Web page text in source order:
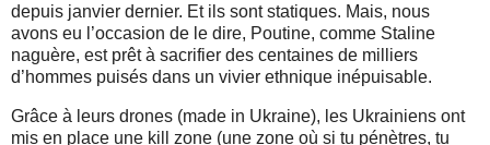
depuis janvier dernier. Et ils sont statiques. Mais, nous
avons eu l’occasion de le dire, Poutine, comme Staline
naguère, est prêt à sacrifier des centaines de milliers
d’hommes puisés dans un vivier ethnique inépuisable.
Grâce à leurs drones (made in Ukraine), les Ukrainiens ont
mis en place une kill zone (une zone où si tu pénètres, tu